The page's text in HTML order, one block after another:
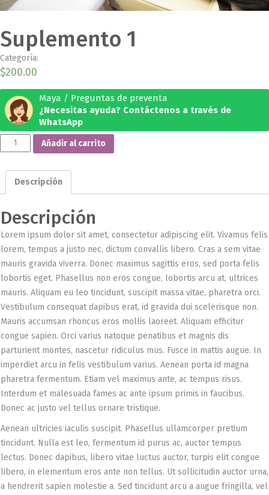
Suplemento 1
Categoría:
$200.00
Maya / Preguntas de preventa
¿Necesitas ayuda? Contáctenos a través de
WhatsApp
Suplemento
1
cantidad
Añadir al carrito
Descripción
Descripción
Lorem ipsum dolor sit amet, consectetur adipiscing elit. Vivamus felis
lorem, tempus a justo nec, dictum convallis libero. Cras a sem vitae
mauris gravida viverra. Donec maximus sagittis eros, sed porta felis
lobortis eget. Phasellus non eros congue, lobortis arcu at, ultrices
mauris. Aliquam eu leo tincidunt, suscipit massa vitae, pharetra orci.
Vestibulum consequat dapibus erat, id gravida dui scelerisque non.
Mauris accumsan rhoncus eros mollis laoreet. Aliquam efficitur
congue sapien. Orci varius natoque penatibus et magnis dis
parturient montes, nascetur ridiculus mus. Fusce in mattis augue. In
imperdiet arcu in felis vestibulum varius. Aenean porta id magna
pharetra fermentum. Etiam vel maximus ante, ac tempus risus.
Interdum et malesuada fames ac ante ipsum primis in faucibus.
Donec ac justo vel tellus ornare tristique.
Aenean ultricies iaculis suscipit. Phasellus ullamcorper pretium
tincidunt. Nulla est leo, fermentum id purus ac, auctor tempus
lectus. Donec dapibus, libero vitae luctus auctor, turpis elit congue
libero, in elementum eros ante non tellus. Ut sollicitudin auctor urna,
a hendrerit sapien molestie a. Sed tincidunt arcu a augue fringilla, vel